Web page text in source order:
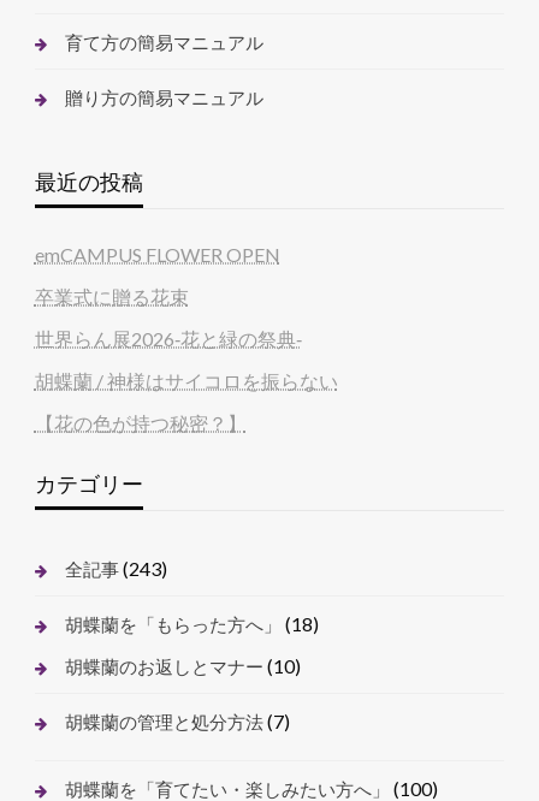
育て方の簡易マニュアル
贈り方の簡易マニュアル
最近の投稿
emCAMPUS FLOWER OPEN
卒業式に贈る花束
世界らん展2026‐花と緑の祭典‐
胡蝶蘭 / 神様はサイコロを振らない
【花の色が持つ秘密？】
カテゴリー
全記事(243)
胡蝶蘭を「もらった方へ」 (18)
胡蝶蘭のお返しとマナー (10)
胡蝶蘭の管理と処分方法(7)
胡蝶蘭を「育てたい・楽しみたい方へ」 (100)